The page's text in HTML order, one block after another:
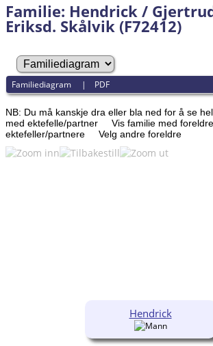
Familie: Hendrick /
Eriksd. Skålvik (F72412)
Familiediagram | PDF
NB: Du må kanskje dra eller bla ned for å se
med ektefelle/partner
Vis familie med foreldre
ektefeller/partnere
Velg andre foreldre
Hendrick